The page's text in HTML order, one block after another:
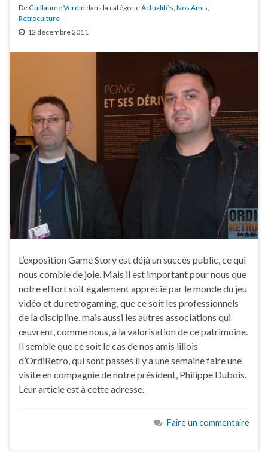
DeGuillaume Verdin dans la catégorieActualités Nos Amis
Retroculture
12 décembre 2011
L’exposition Game Story est déjà un succès public, ce qui
nous comble de joie. Mais il est important pour nous que
notre effort soit également apprécié par le monde du jeu
vidéo et du retrogaming, que ce soit les professionnels
de la discipline, mais aussi les autres associations qui
œuvrent, comme nous, à la valorisation de ce patrimoine.
Il semble que ce soit le cas de nos amis lillois
d’OrdiRetro, qui sont passés il y a une semaine faire une
visite en compagnie de notre président, Philippe Dubois.
Leur article est à cette adresse.
Faire un commentaire